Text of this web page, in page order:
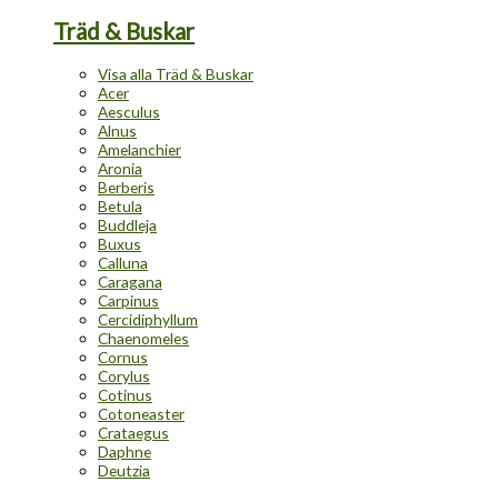
Träd & Buskar
Visa alla Träd & Buskar
Acer
Aesculus
Alnus
Amelanchier
Aronia
Berberis
Betula
Buddleja
Buxus
Calluna
Caragana
Carpinus
Cercidiphyllum
Chaenomeles
Cornus
Corylus
Cotinus
Cotoneaster
Crataegus
Daphne
Deutzia